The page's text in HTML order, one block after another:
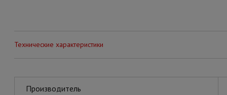
Технические характеристики
Производитель